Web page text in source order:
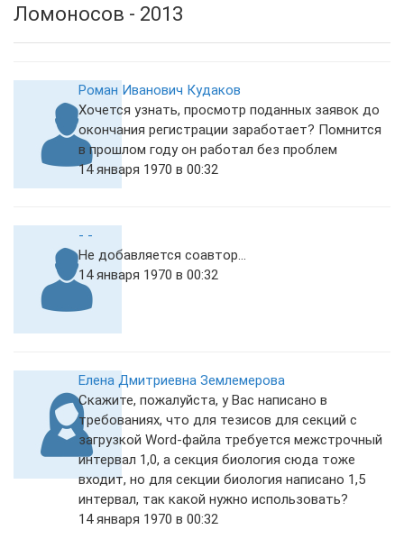
Ломоносов - 2013
Роман Иванович Кудаков
Хочется узнать, просмотр поданных заявок до
окончания регистрации заработает? Помнится
в прошлом году он работал без проблем
14 января 1970 в 00:32
- -
Не добавляется соавтор...
14 января 1970 в 00:32
Елена Дмитриевна Землемерова
Скажите, пожалуйста, у Вас написано в
требованиях, что для тезисов для секций с
загрузкой Word-файла требуется межстрочный
интервал 1,0, а секция биология сюда тоже
входит, но для секции биология написано 1,5
интервал, так какой нужно использовать?
14 января 1970 в 00:32